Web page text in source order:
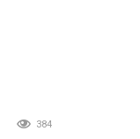
384